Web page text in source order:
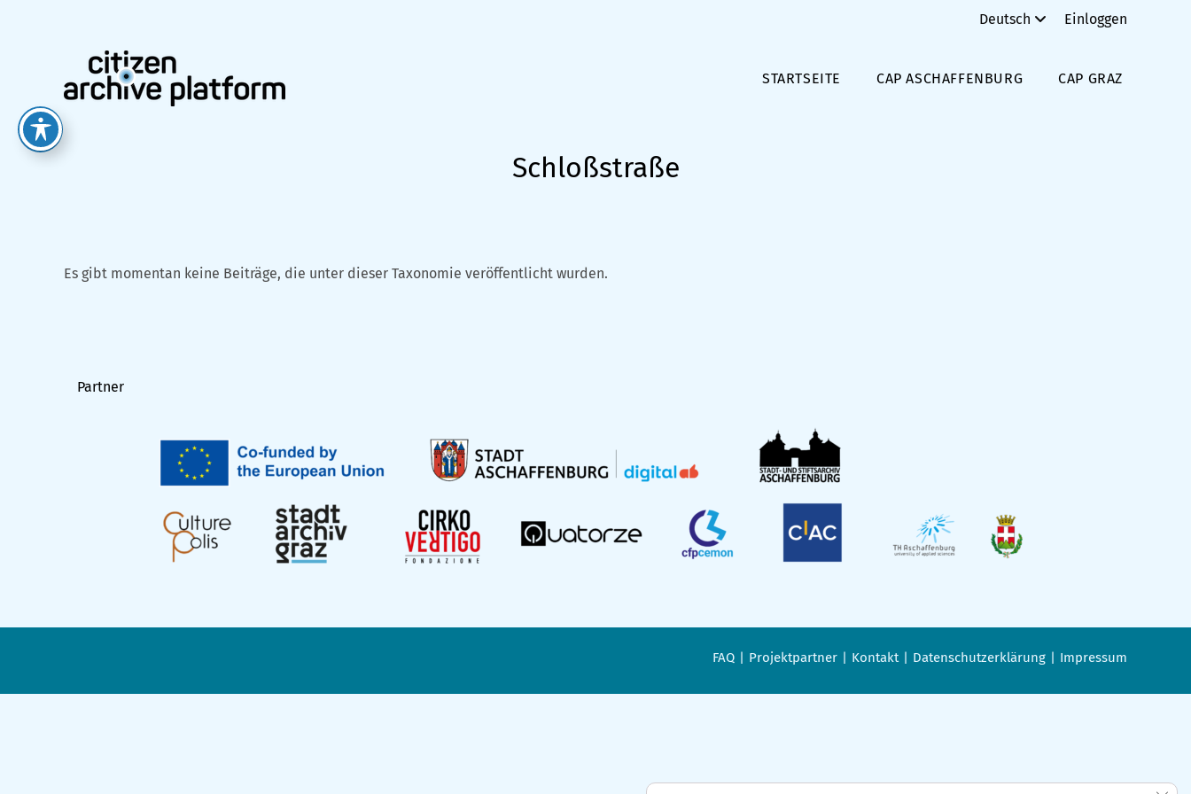
Deutsch Einloggen
STARTSEITE CAP ASCHAFFENBURG CAP GRAZ
Schloßstraße
Es gibt momentan keine Beiträge, die unter dieser Taxonomie veröffentlicht wurden.
Partner
FAQ Projektpartner Kontakt Datenschutzerklärung Impressum